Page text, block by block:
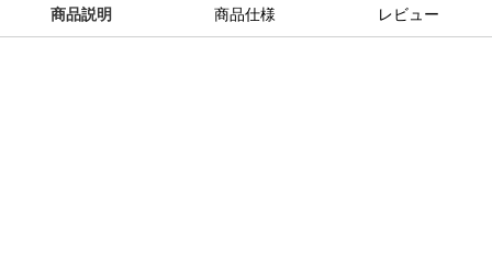
商品説明 商品仕様 レビュー